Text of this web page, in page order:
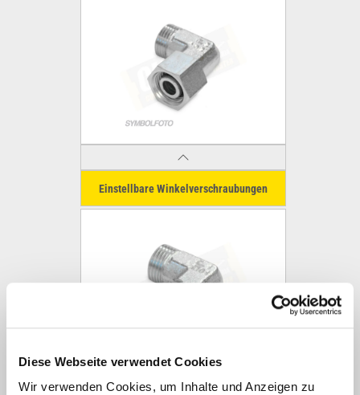
Diese Webseite verwendet Cookies
Wir verwenden Cookies, um Inhalte und Anzeigen zu
Einstellbare Winkelverschraubungen